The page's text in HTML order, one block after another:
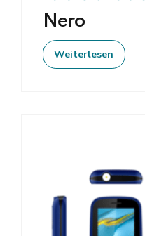
Nero
Weiterlesen